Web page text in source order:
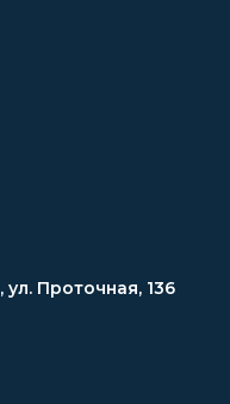
, ул. Проточная, 136